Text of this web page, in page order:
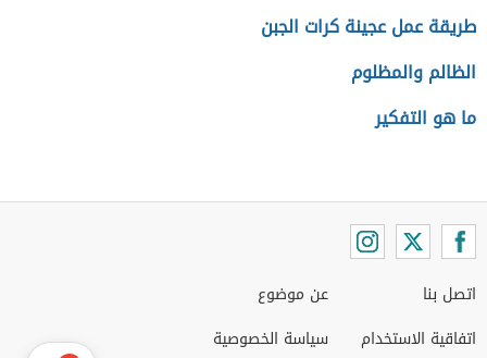
طريقة عمل عجينة كرات الجبن
الظالم والمظلوم
ما هو التفكير
اتصل بنا
اتفاقية الاستخدام
عن موضوع
سياسة الخصوصية